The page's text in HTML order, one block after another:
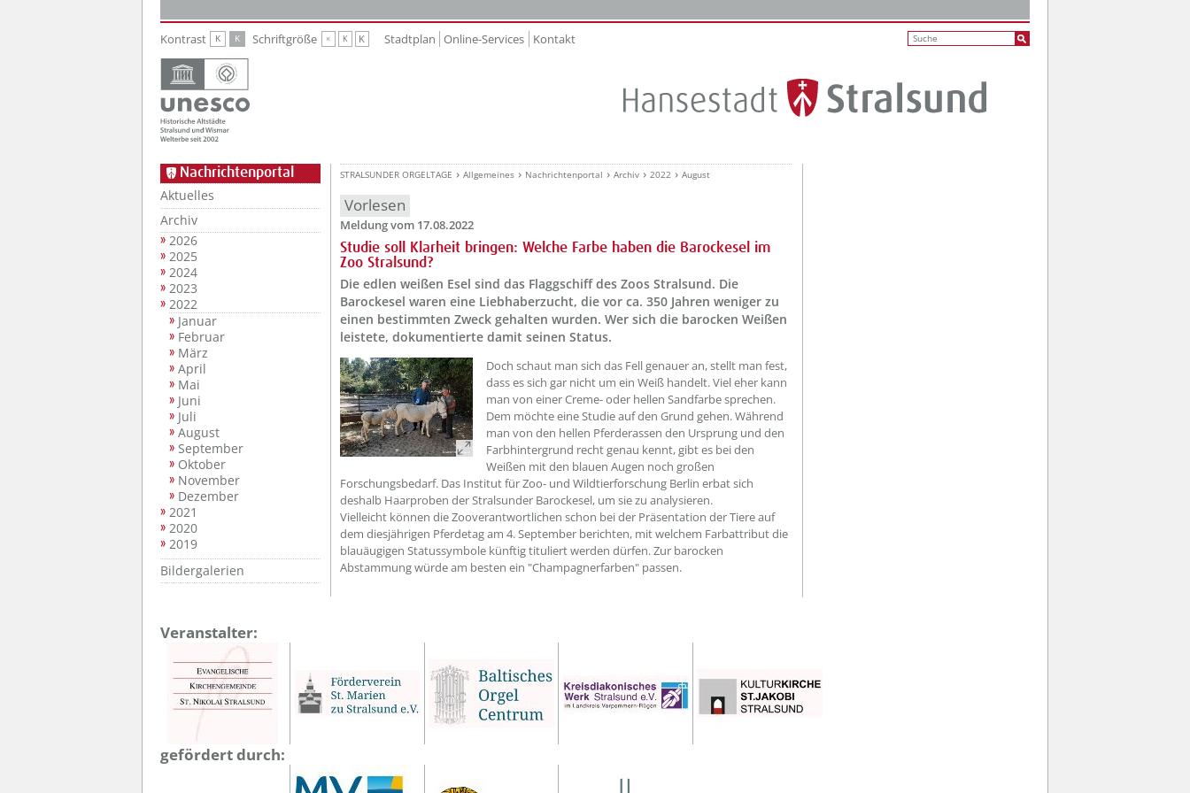
Kontrast K K Schriftgröße K K K Stadtplan Online-Services Kontakt
Nachrichtenportal
Aktuelles
Archiv
2026
2025
2024
2023
2022
Januar
Februar
März
April
Mai
Juni
Juli
August
September
Oktober
November
Dezember
2021
2020
2019
Bildergalerien
STRALSUNDER ORGELTAGE Allgemeines Nachrichtenportal Archiv 2022 August
Vorlesen
Meldung vom 17.08.2022
Studie soll Klarheit bringen: Welche Farbe haben die Barockesel im
Zoo Stralsund?
Die edlen weißen Esel sind das Flaggschiff des Zoos Stralsund. Die
Barockesel waren eine Liebhaberzucht, die vor ca. 350 Jahren weniger zu
einen bestimmten Zweck gehalten wurden. Wer sich die barocken Weißen
leistete, dokumentierte damit seinen Status.
??? absaetzeOben[1]/titel ???
Doch schaut man sich das Fell genauer an, stellt man fest,
dass es sich gar nicht um ein Weiß handelt. Viel eher kann
man von einer Creme- oder hellen Sandfarbe sprechen.
Dem möchte eine Studie auf den Grund gehen. Während
man von den hellen Pferderassen den Ursprung und den
Farbhintergrund recht genau kennt, gibt es bei den
Weißen mit den blauen Augen noch großen
Forschungsbedarf. Das Institut für Zoo- und Wildtierforschung Berlin erbat sich
deshalb Haarproben der Stralsunder Barockesel, um sie zu analysieren.
Vielleicht können die Zooverantwortlichen schon bei der Präsentation der Tiere auf
dem diesjährigen Pferdetag am 4. September berichten, mit welchem Farbattribut die
blauäugigen Statussymbole künftig tituliert werden dürfen. Zur barocken
Abstammung würde am besten ein "Champagnerfarben" passen.
Veranstalter:
gefördert durch: